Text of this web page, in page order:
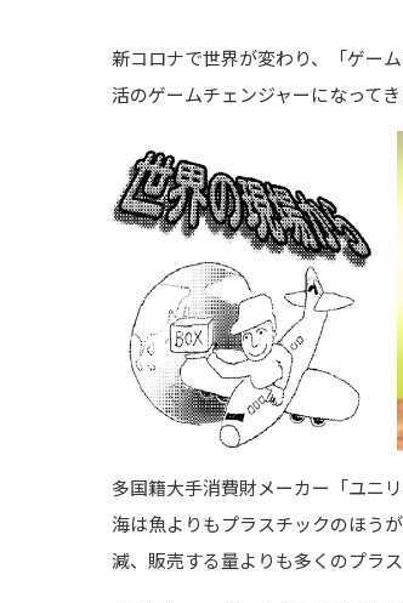
新コロナで世界が変わり、「ゲー
活のゲームチェンジャーになってき
多国籍大手消費財メーカー「ユニ
海は魚よりもプラスチックのほう
減、販売する量よりも多くのプラ